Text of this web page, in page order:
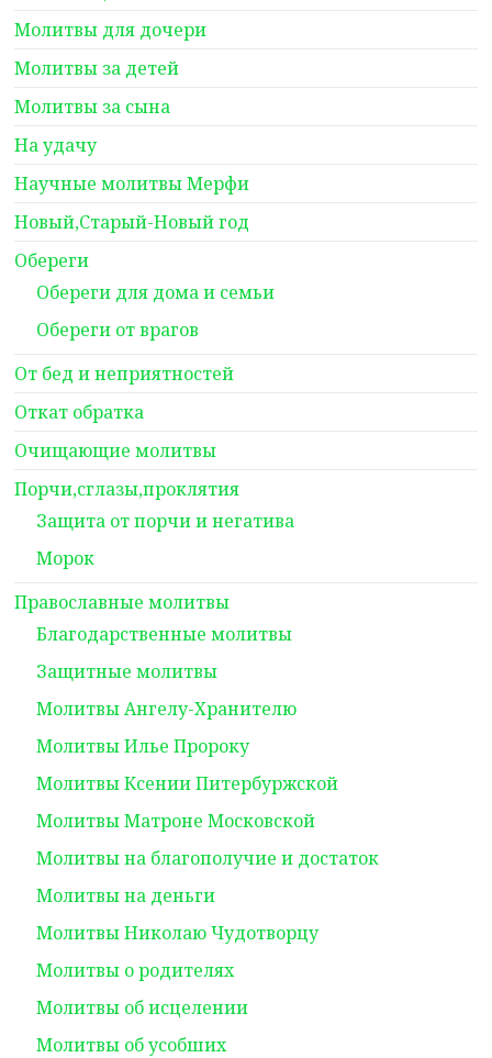
Молитвы для дочери
Молитвы за детей
Молитвы за сына
На удачу
Научные молитвы Мерфи
Новый,Старый-Новый год
Обереги
Обереги для дома и семьи
Обереги от врагов
От бед и неприятностей
Откат обратка
Очищающие молитвы
Порчи,сглазы,проклятия
Защита от порчи и негатива
Морок
Православные молитвы
Благодарственные молитвы
Защитные молитвы
Молитвы Ангелу-Хранителю
Молитвы Илье Пророку
Молитвы Ксении Питербуржской
Молитвы Матроне Московской
Молитвы на благополучие и достаток
Молитвы на деньги
Молитвы Николаю Чудотворцу
Молитвы о родителях
Молитвы об исцелении
Молитвы об усобших